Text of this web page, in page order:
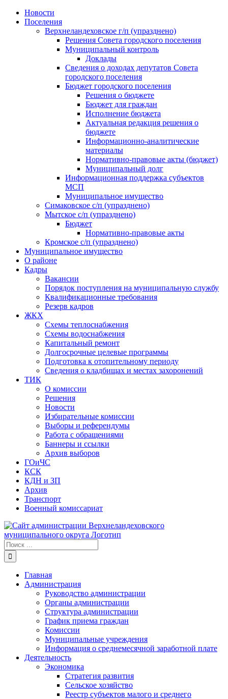
Skip
Новости
Поселения
Верхнеландеховское г/п (упразднено)
Решения Совета городского поселения
Муниципальный контроль
Доклады
Сведения о доходах депутатов Совета
городского поселения
Бюджет городского поселения
Решения о бюджете
Бюджет для граждан
Исполнение бюджета
Актуальная редакция решения о
бюджете
Информационно-аналитические
материалы
Нормативно-правовые акты (бюджет)
Муниципальный долг
Информационная поддержка субъектов
МСП
Муниципальное имущество
Симаковское с/п (упразднено)
Мытское с/п (упразднено)
Бюджет
Нормативно-правовые акты
Кромское с/п (упразднено)
Муниципальное имущество
О районе
Кадры
Вакансии
Порядок поступления на муниципальную службу
Квалификационные требования
Резерв кадров
ЖКХ
Схемы теплоснабжения
Схемы водоснабжения
Капитальный ремонт
Долгосрочные целевые программы
Подготовка к отопительному периоду
Сведения о кладбищах и местах захоронений
ТИК
О комиссии
Решения
Новости
Избирательные комиссии
Выборы и референдумы
Работа с обращениями
Баннеры и ссылки
Архив выборов
ГОиЧС
КСК
КДН и ЗП
Архив
Транспорт
Военный комиссариат
Результат
поиска:
Главная
Администрация
Руководство администрации
Органы администрации
Структура администрации
График приема граждан
Комиссии
Муниципальные учреждения
Информация о среднемесячной заработной плате
Деятельность
Экономика
Стратегия развития
Сельское хозяйство
Реестр субъектов малого и среднего